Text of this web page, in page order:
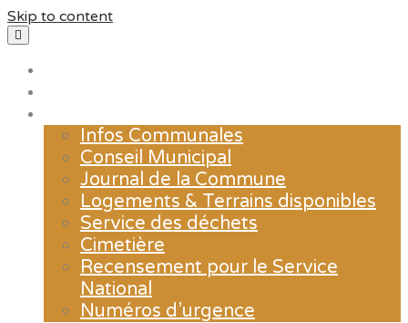
Skip to content
Infos Communales
Conseil Municipal
Journal de la Commune
Logements & Terrains disponibles
Service des déchets
Cimetière
Recensement pour le Service
National
Numéros d’urgence